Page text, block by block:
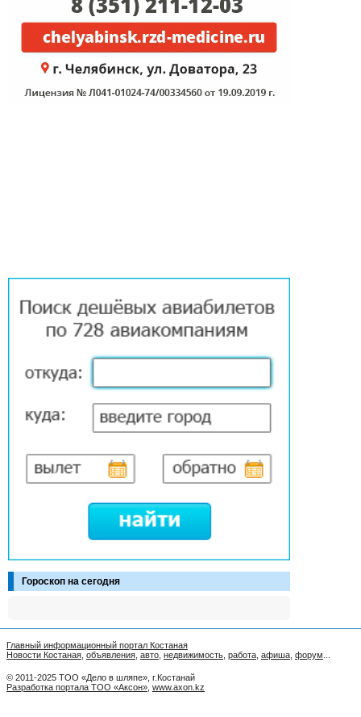
Гороскоп на сегодня
Главный информационный портал Костаная
Новости Костаная объявления авто недвижимость работа афиша форум
© 2011-2025 ТОО «Дело в шляпе», г.Костанай
Разработка портала ТОО «Аксон» www.axon.kz